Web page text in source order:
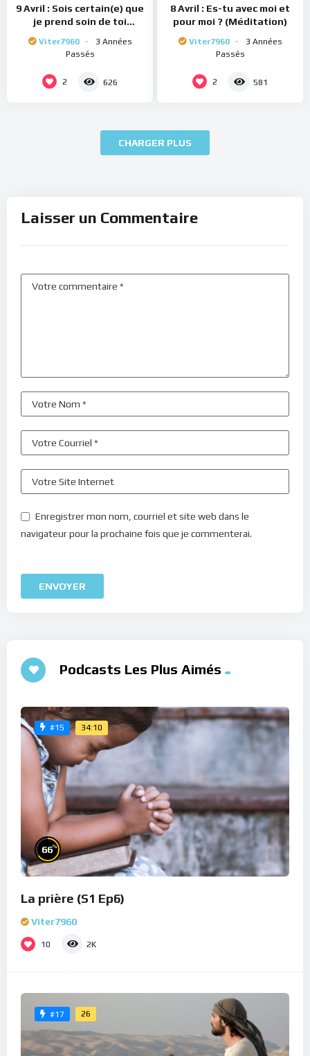
9 Avril : Sois certain(e) que
je prend soin de toi
Viter7960
3 Années
Passés
2 626
8 Avril : Es-tu avec moi et
pour moi ? (Méditation)
Viter7960
3 Années
Passés
2 581
CHARGER PLUS
Laisser un Commentaire
Enregistrer mon nom, courriel et site web dans le
navigateur pour la prochaine fois que je commenterai.
Podcasts Les Plus Aimés
#15 34:10
66%
La prière (S1 Ep6)
Viter7960
10 2K
#17 26